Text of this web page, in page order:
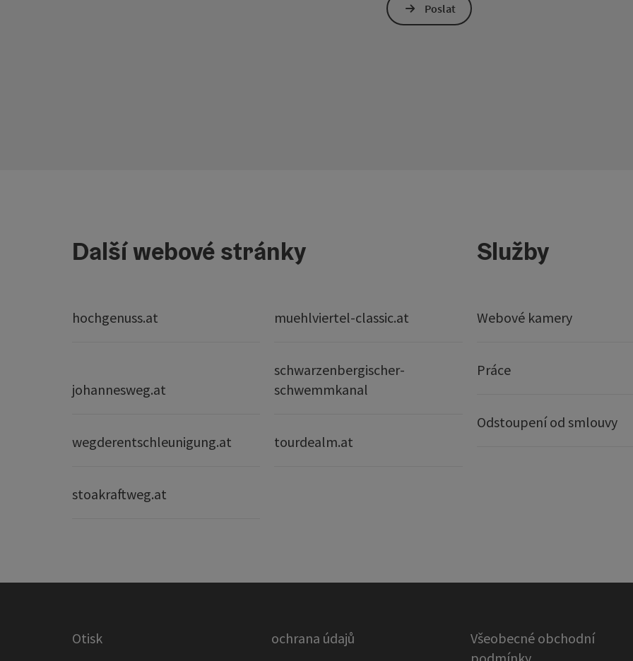
Poslat
Další webové stránky
hochgenuss.at muehlviertel-classic.at
johannesweg.at
schwarzenbergischer-
schwemmkanal
wegderentschleunigung.at tourdealm.at
stoakraftweg.at
Služby
Webové kamery
Práce
Odstoupení od smlouvy
Otisk ochrana údajů
Všeobecné obchodní